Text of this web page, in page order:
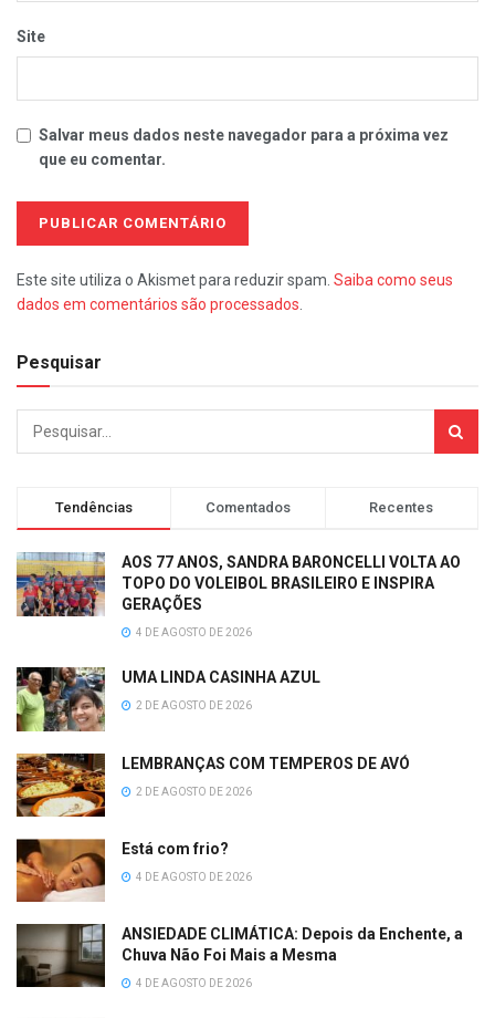
Site
Salvar meus dados neste navegador para a próxima vez
que eu comentar.
Este site utiliza o Akismet para reduzir spam. Saiba como seus
dados em comentários são processados
Pesquisar
Tendências Comentados Recentes
AOS 77 ANOS, SANDRA BARONCELLI VOLTA AO
TOPO DO VOLEIBOL BRASILEIRO E INSPIRA
GERAÇÕES
4 DE AGOSTO DE 2026
UMA LINDA CASINHA AZUL
2 DE AGOSTO DE 2026
LEMBRANÇAS COM TEMPEROS DE AVÓ
2 DE AGOSTO DE 2026
Está com frio?
4 DE AGOSTO DE 2026
ANSIEDADE CLIMÁTICA: Depois da Enchente, a
Chuva Não Foi Mais a Mesma
4 DE AGOSTO DE 2026